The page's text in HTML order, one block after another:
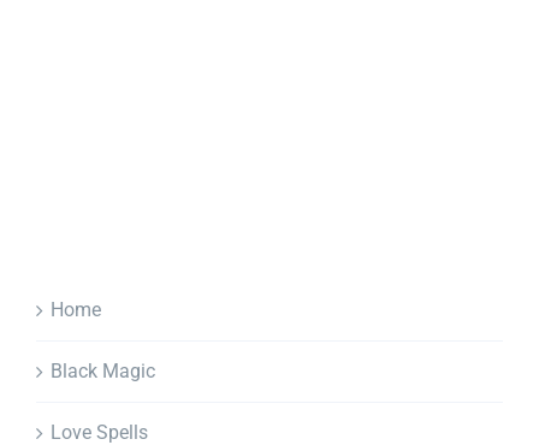
Home
Black Magic
Love Spells